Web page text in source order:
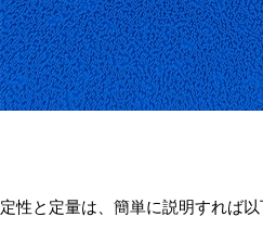
定性と定量は、簡単に説明すれば以